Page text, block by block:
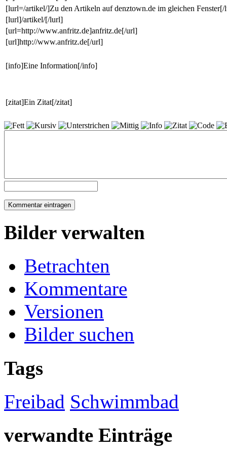
[lurl=/artikel/]Zu den Artikeln auf denztown.de im gleichen
[lurl]/artikel/[/lurl]
[url=http://www.anfritz.de]anfritz.de[/url]
[url]http://www.anfritz.de[/url]
[info]Eine Information[/info]
[zitat]Ein Zitat[/zitat]
Bilder verwalten
Betrachten
Kommentare
Versionen
Bilder suchen
Tags
Freibad Schwimmbad
verwandte Einträge